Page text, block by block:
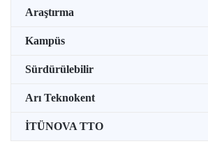
Araştırma
Kampüs
Sürdürülebilir
Arı Teknokent
İTÜNOVA TTO